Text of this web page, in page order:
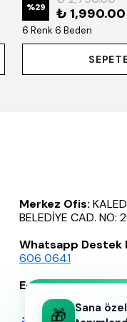
%29 ₺ 1,990.00
6 Renk 6 Beden
Merkez Ofis:
BELEDİYE CAD. NO:
Whatsapp Destek
606 0641
E-Posta:
🎁 Sana özel